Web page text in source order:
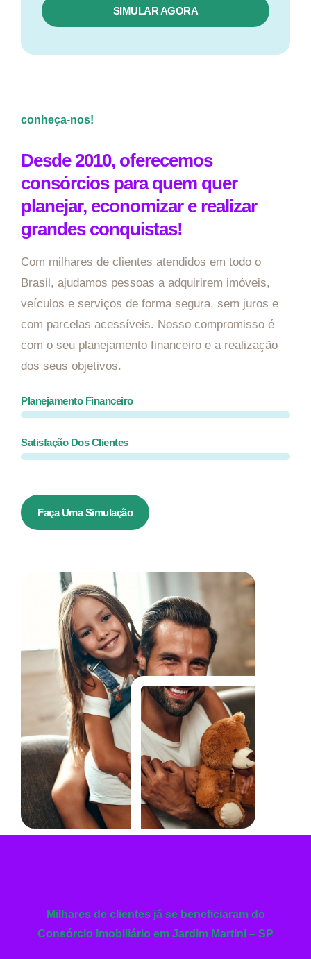
SIMULAR AGORA
conheça-nos!
Desde 2010, oferecemos
consórcios para quem quer
planejar, economizar e realizar
grandes conquistas!
Com milhares de clientes atendidos em todo o
Brasil, ajudamos pessoas a adquirirem imóveis,
veículos e serviços de forma segura, sem juros e
com parcelas acessíveis. Nosso compromisso é
com o seu planejamento financeiro e a realização
dos seus objetivos.
Planejamento Financeiro
Satisfação Dos Clientes
Faça Uma Simulação
Milhares de clientes já se beneficiaram do
Consórcio Imobiliário em Jardim Martini – SP